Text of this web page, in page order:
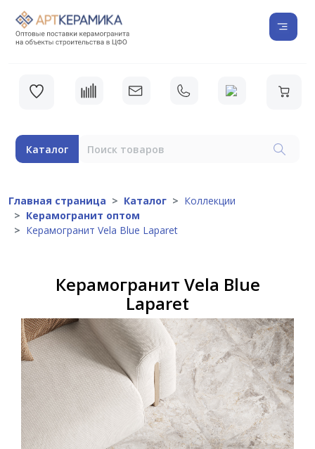
Каталог
Главная страница Каталог
Коллекции
Керамогранит оптом
Керамогранит Vela Blue Laparet
Керамогранит Vela Blue
Laparet